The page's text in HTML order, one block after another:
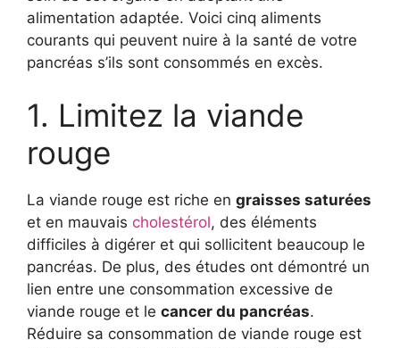
alimentation adaptée. Voici cinq aliments
courants qui peuvent nuire à la santé de votre
pancréas s’ils sont consommés en excès.
1. Limitez la viande
rouge
La viande rouge est riche en graisses saturées
et en mauvais cholestérol, des éléments
difficiles à digérer et qui sollicitent beaucoup le
pancréas. De plus, des études ont démontré un
lien entre une consommation excessive de
viande rouge et le cancer du pancréas.
Réduire sa consommation de viande rouge est